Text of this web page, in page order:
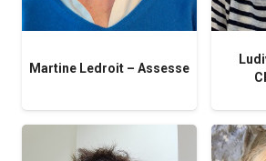
Martine Ledroit – Assesse